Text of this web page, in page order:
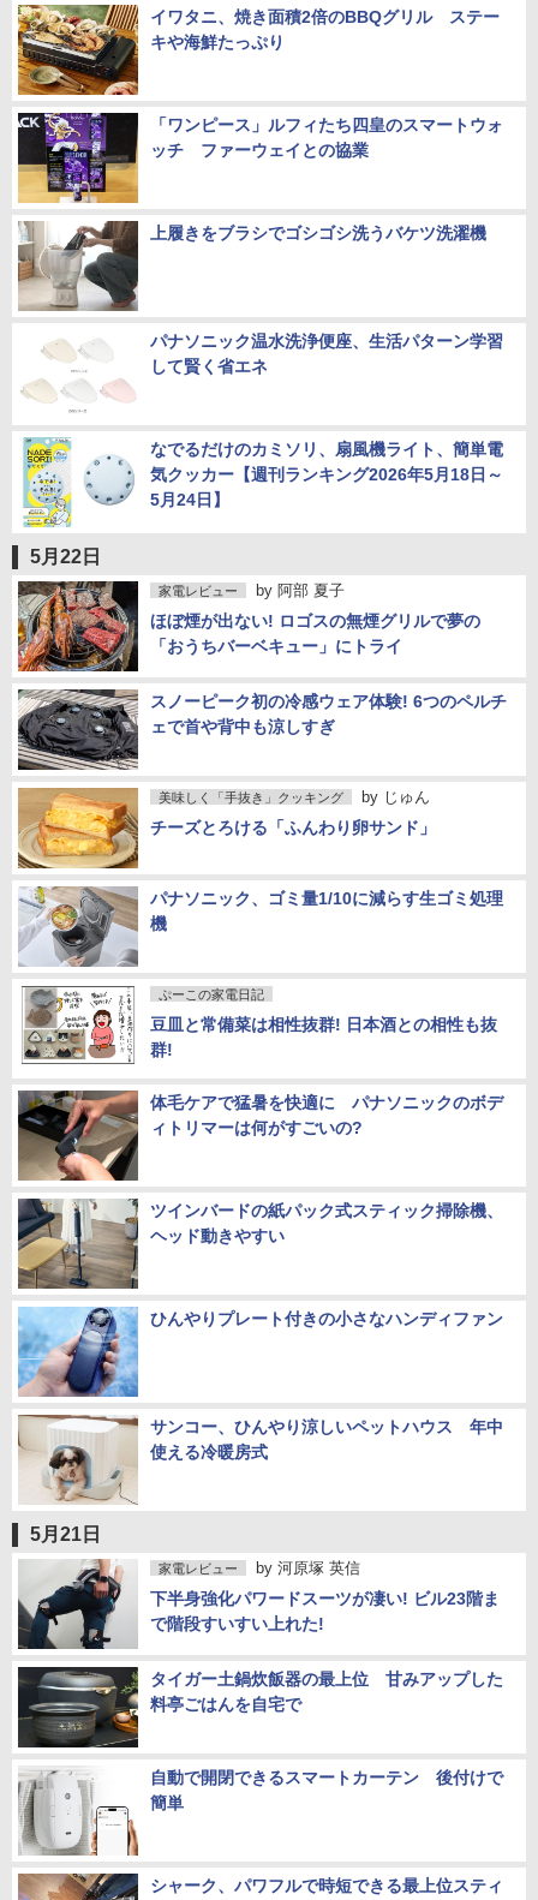
イワタニ、焼き面積2倍のBBQグリル ステー
キや海鮮たっぷり
「ワンピース」ルフィたち四皇のスマートウォ
ッチ ファーウェイとの協業
上履きをブラシでゴシゴシ洗うバケツ洗濯機
パナソニック温水洗浄便座、生活パターン学習
して賢く省エネ
なでるだけのカミソリ、扇風機ライト、簡単電
気クッカー【週刊ランキング2026年5月18日～
5月24日】
5月22日
家電レビュー by 阿部 夏子
ほぼ煙が出ない! ロゴスの無煙グリルで夢の
「おうちバーベキュー」にトライ
スノーピーク初の冷感ウェア体験! 6つのペルチ
ェで首や背中も涼しすぎ
美味しく「手抜き」クッキング by じゅん
チーズとろける「ふんわり卵サンド」
パナソニック、ゴミ量1/10に減らす生ゴミ処理
機
ぷーこの家電日記
豆皿と常備菜は相性抜群! 日本酒との相性も抜
群!
体毛ケアで猛暑を快適に パナソニックのボデ
ィトリマーは何がすごいの?
ツインバードの紙パック式スティック掃除機、
ヘッド動きやすい
ひんやりプレート付きの小さなハンディファン
サンコー、ひんやり涼しいペットハウス 年中
使える冷暖房式
5月21日
家電レビュー by 河原塚 英信
下半身強化パワードスーツが凄い! ビル23階ま
で階段すいすい上れた!
タイガー土鍋炊飯器の最上位 甘みアップした
料亭ごはんを自宅で
自動で開閉できるスマートカーテン 後付けで
簡単
シャーク、パワフルで時短できる最上位スティ